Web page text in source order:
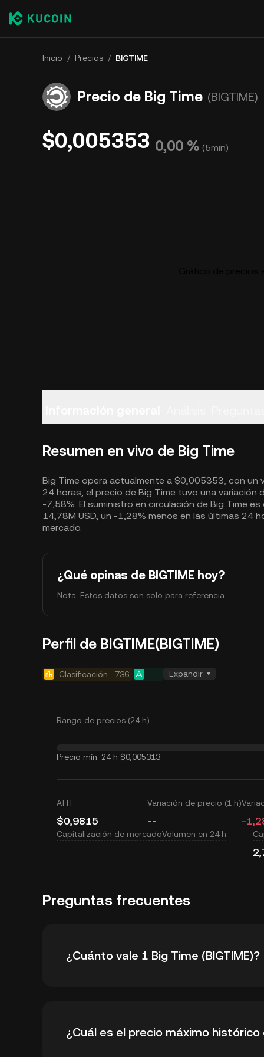
Inicio / Precios / BIGTIME
Precio de Big Time (BIGTIME)
$0,005353 0,00 % (5min)
Resumen en vivo de Big Time
Big Time opera actualmente a $0,005353, con un
24 horas, el precio de Big Time tuvo una variación
-7,58%. El suministro en circulación de Big Time
14,78M USD, un -1,28% menos en las últimas 24
mercado.
¿Qué opinas de BIGTIME hoy?
Nota: Estos datos son solo para referencia.
Perfil de BIGTIME(BIGTIME)
Clasificación 736 -- Expandir
Rango de precios (24 h)
Precio mín. 24 h $0,005313
ATH
$0,9815
Variación de precio (1 h)
-- -
Capitalización de mercadoVolumen en 24 h
Preguntas frecuentes
¿Cuánto vale 1 Big Time (BIGTIME)?
valor de Big Time se ve afectado por la
¿Cuál es el precio máximo histórico